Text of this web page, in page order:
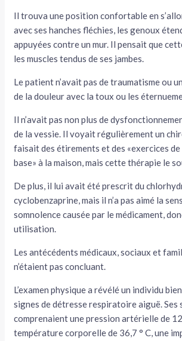
Il trouva une position confortable en
avec ses hanches fléchies, les genoux
appuyées contre un mur. Il pensait que
les muscles tendus de ses jambes.
Le patient n’avait pas de traumatisme ou
de la douleur avec la toux ou les
Il n’avait pas non plus de
de la vessie. Il voyait régulièrement un
faisait des étirements et des «exercices
base» à la maison, mais cette thérapie le
De plus, il lui avait été prescrit du
cyclobenzaprine, mais il n’a pas aimé la
somnolence causée par le médicament,
utilisation.
Les antécédents médicaux, sociaux et
n’étaient pas concluant.
L’examen physique a révélé un individu
signes de détresse respiratoire aiguë. Ses
comprenaient une pression artérielle de
température corporelle de 36,7 ° C, une